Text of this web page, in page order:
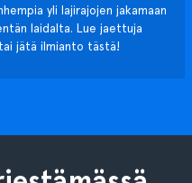
yli lajirajojen jakamaan
laidalta. Lue jaettuja
jätä ilmianto tästä!